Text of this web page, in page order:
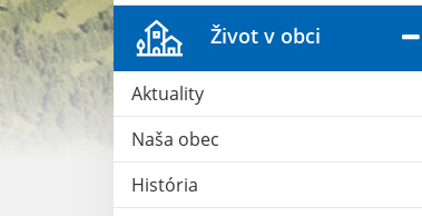
Život v obci
Aktuality
Naša obec
História